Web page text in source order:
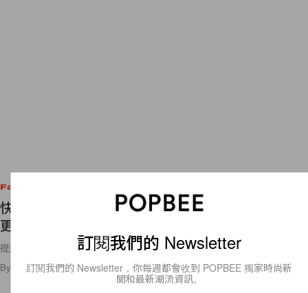
Fashion
快把你的戰衣準備好！IMG 宣佈推出體驗服務，讓
更多人親身參與 New York Fashion Week！
提起 Fashion Week，你或許還停留在《The Devel Wears
By Crystal Chan/2017年7月15日 8
訂閱我們的 Newsletter
訂閱我們的 Newsletter，你每週都會收到 POPBEE 獨家時尚新
聞和最新潮流資訊。